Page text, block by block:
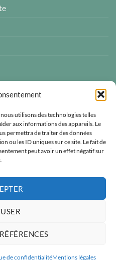
utilisons des technologies telles
aux informations des appareils. Le
permettra de traiter des données
ou les ID uniques sur ce site. Le fait de
peut avoir un effet négatif sur
de confidentialitéMentions légales